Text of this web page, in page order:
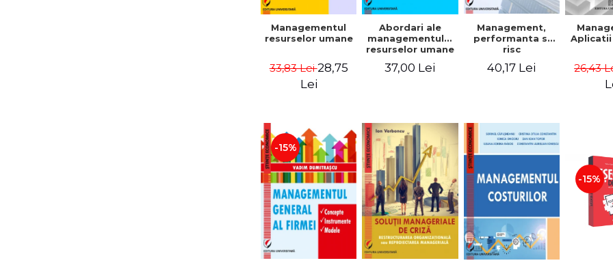
Managementul
resurselor umane
33,83 Lei28,75
Lei
Abordari ale
managementului
resurselor umane
organizatiei
37,00 Lei
Management,
performanta si
risc
40,17 Lei 26,43
-15%
-15%